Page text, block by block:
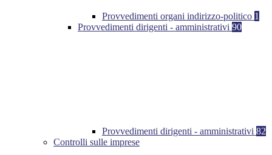
Provvedimenti organi indirizzo-politico 1
Provvedimenti dirigenti - amministrativi 90
Provvedimenti dirigenti - amministrativi 82
Controlli sulle imprese